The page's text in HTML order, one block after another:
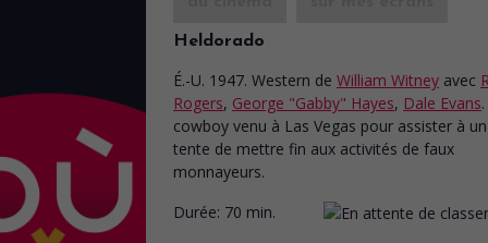
Heldorado
É.-U. 1947. Western de William Witney avec
Rogers, George "Gabby" Hayes, Dale Evans
cowboy venu à Las Vegas pour assister à
tente de mettre fin aux activités de faux
monnayeurs.
Durée: 70 min.